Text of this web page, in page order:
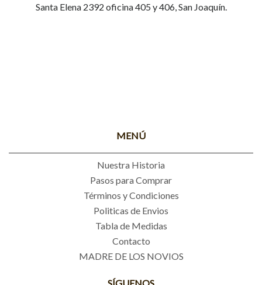
Santa Elena 2392 oficina 405 y 406, San Joaquín.
MENÚ
Nuestra Historia
Pasos para Comprar
Términos y Condiciones
Politicas de Envios
Tabla de Medidas
Contacto
MADRE DE LOS NOVIOS